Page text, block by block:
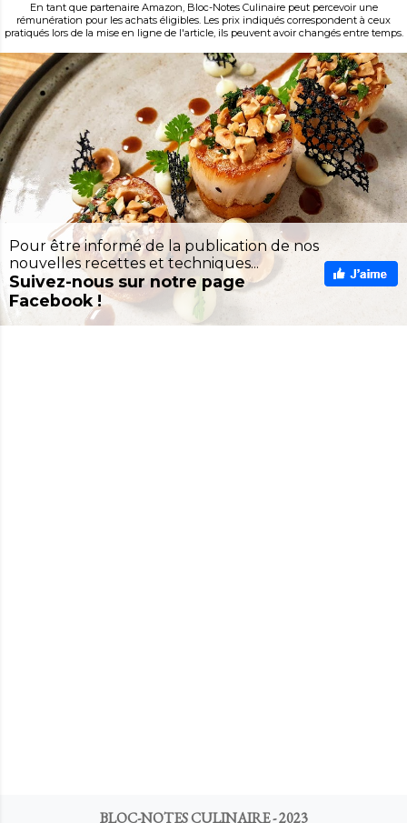
En tant que partenaire Amazon, Bloc-Notes Culinaire peut percevoir une
rémunération pour les achats éligibles. Les prix indiqués correspondent à ceux
pratiqués lors de la mise en ligne de l'article, ils peuvent avoir changés entre temps.
Pour être informé de la publication de nos
nouvelles recettes et techniques...
Suivez-nous sur notre page
Facebook !
BLOC-NOTES CULINAIRE - 2023